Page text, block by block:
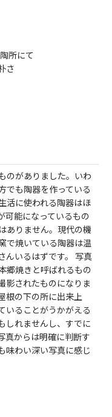
所にて
さ
のがありました。いわ
でも陶器を作っている
活に使われる陶器はほ
可能になっているもの
ありません。現代の機
で焼いている陶器は温
んいるはずです。 写真
郷焼きと呼ばれるもの
影されたものになりま
根の下の所に出来上
いることがうかがえる
しれませんし、すでに
真からは明確に判断す
味わい深い写真に感じ